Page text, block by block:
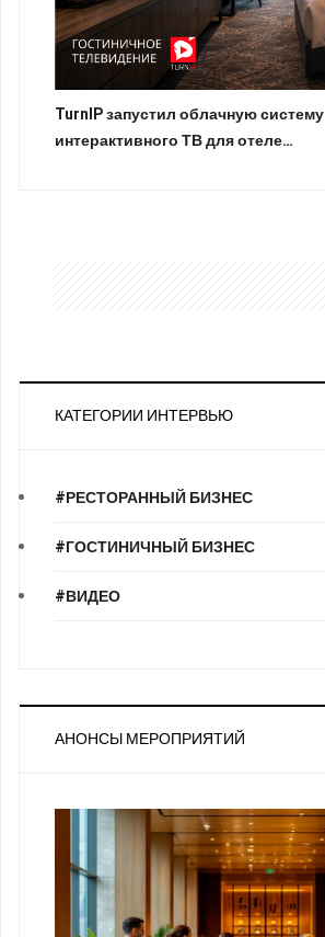
TurnIP запустил облачную систему
интерактивного ТВ для отеле…
КАТЕГОРИИ ИНТЕРВЬЮ
#РЕСТОРАННЫЙ БИЗНЕС
#ГОСТИНИЧНЫЙ БИЗНЕС
#ВИДЕО
АНОНСЫ МЕРОПРИЯТИЙ